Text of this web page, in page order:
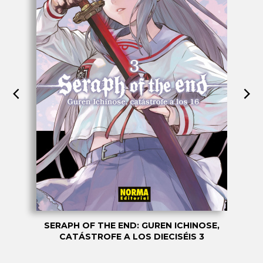
SERAPH OF THE END: GUREN ICHINOSE,
CATÁSTROFE A LOS DIECISÉIS 3